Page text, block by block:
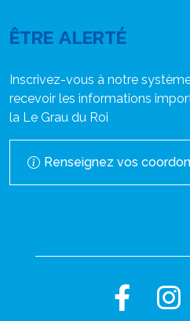
ÊTRE ALERTÉ
Inscrivez-vous à notre
recevoir les informations
la Le Grau du Roi
Renseignez vos